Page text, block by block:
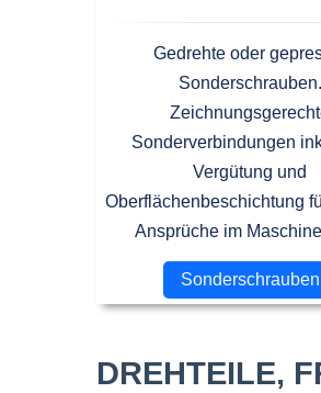
Gedrehte oder
Sonderschrauben.
Sonderverbindungen
Vergütung und
Oberflächenbeschichtung
Ansprüche im
Sonderschrauben
DREHTEILE,